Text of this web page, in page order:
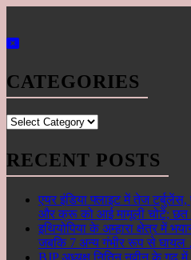
content
CATEGORIES
Categories
RECENT POSTS
एयर इंडिया फ्लाइट में तेज
और क्रू को आई मामूली चोटें; छत
इथियोपिया के अम्हारा क्षेत्र में
जबकि 7 अन्य गंभीर रूप से
BJP अध्यक्ष नितिन नवीन के गढ़